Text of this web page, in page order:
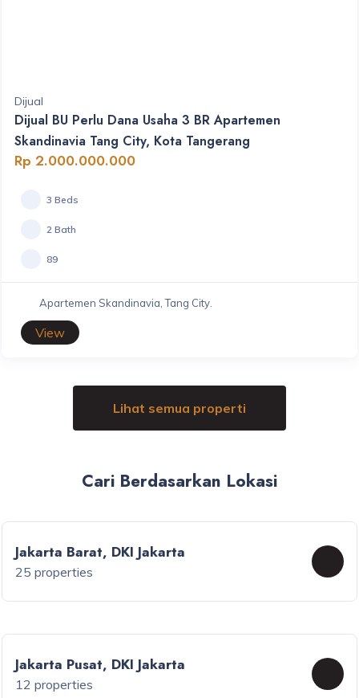
Dijual
Dijual BU Perlu Dana Usaha 3 BR Apartemen
Skandinavia Tang City, Kota Tangerang
Rp 2.000.000.000
3 Beds
2 Bath
89
Apartemen Skandinavia, Tang City.
View
Lihat semua properti
Cari Berdasarkan Lokasi
Jakarta Barat, DKI Jakarta
25 properties
Jakarta Pusat, DKI Jakarta
12 properties